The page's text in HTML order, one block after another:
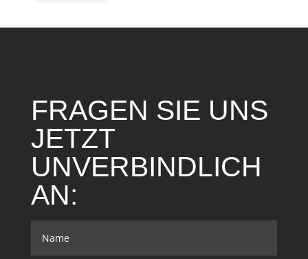
FRAGEN SIE UNS
JETZT
UNVERBINDLICH
AN: